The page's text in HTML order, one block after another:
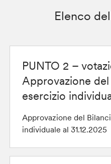
Elenco
PUNTO 2 –
Approvazione
esercizio
Approvazione del
individuale al 31.12.2025